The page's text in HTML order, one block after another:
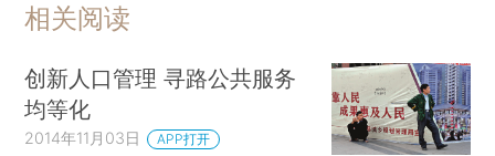
相关阅读
创新人口管理 寻路公共服务
均等化
2014年11月03日 APP打开